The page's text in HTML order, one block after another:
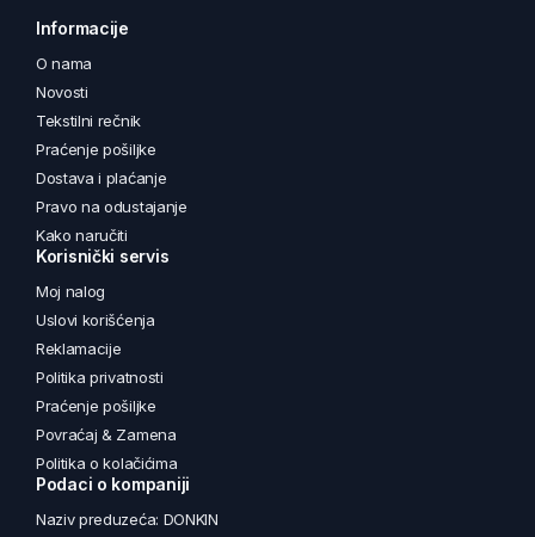
Informacije
O nama
Novosti
Tekstilni rečnik
Praćenje pošiljke
Dostava i plaćanje
Pravo na odustajanje
Kako naručiti
Korisnički servis
Moj nalog
Uslovi korišćenja
Reklamacije
Politika privatnosti
Praćenje pošiljke
Povraćaj & Zamena
Politika o kolačićima
Podaci o kompaniji
Naziv preduzeća: DONKIN